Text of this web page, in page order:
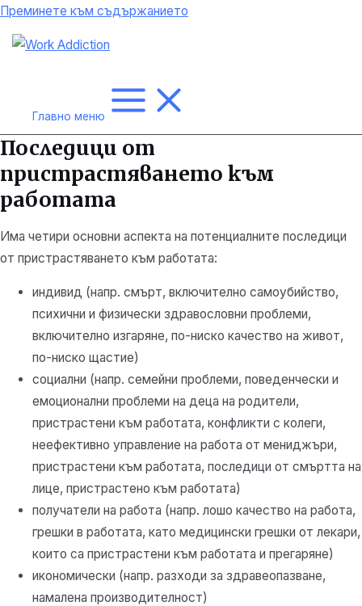
Преминете към съдържанието
Главно меню
Последици от
пристрастяването към
работата
Има четири основни аспекта на потенциалните последици
от пристрастяването към работата:
индивид (напр. смърт, включително самоубийство,
психични и физически здравословни проблеми,
включително изгаряне, по-ниско качество на живот,
по-ниско щастие)
социални (напр. семейни проблеми, поведенчески и
емоционални проблеми на деца на родители,
пристрастени към работата, конфликти с колеги,
неефективно управление на работа от мениджъри,
пристрастени към работата, последици от смъртта на
лице, пристрастено към работата)
получатели на работа (напр. лошо качество на работа,
грешки в работата, като медицински грешки от лекари,
които са пристрастени към работата и прегаряне)
икономически (напр. разходи за здравеопазване,
намалена производителност)